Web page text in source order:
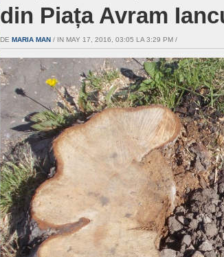
din Piața Avram
DE MARIA MAN / IN MAY 17, 2016, 03:05 LA 3:29 PM /